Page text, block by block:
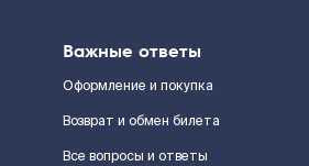
Важные ответы
Оформление и покупка
Возврат и обмен билета
Все вопросы и ответы